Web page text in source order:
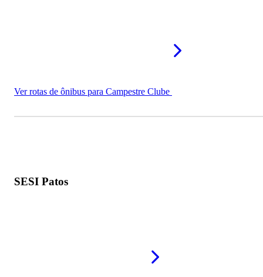
Ver rotas de ônibus para Campestre Clube
SESI Patos